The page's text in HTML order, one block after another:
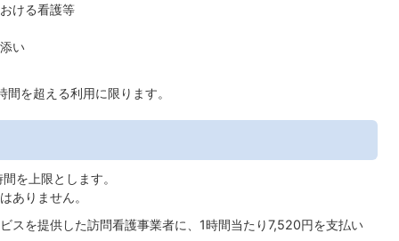
ける看護等
い
を超える利用に限ります。
を上限とします。
ありません。
スを提供した訪問看護事業者に、1時間当たり7,520円を支払い